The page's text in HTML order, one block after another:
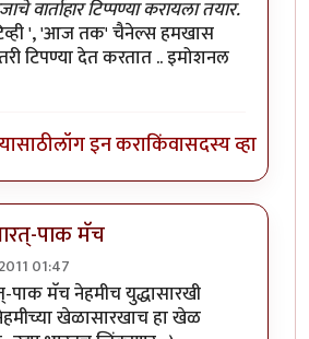
वार्ताहार टिप्पण्या करायला तयार.
', 'आज तक' चैनेल्स हमखास
टिपण्या देत करतात .. इमोशनल
लॉग इन कराकिंवासदस्य व्हा
पाक मॅच
01:47
मॅच नेहमीच युद्धासारखी
खेळासारखाच हा खेळ